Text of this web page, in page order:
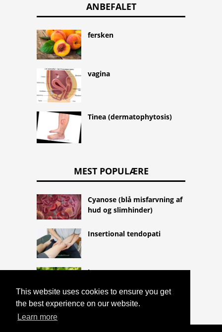
This website uses cookies to ensure you get
the best experience on our website.
Learn more
ANBEFALET
fersken
vagina
Tinea (dermatophytosis)
MEST POPULÆRE
Cyanose (blå misfarvning af
hud og slimhinder)
Insertional tendopati
hoppe